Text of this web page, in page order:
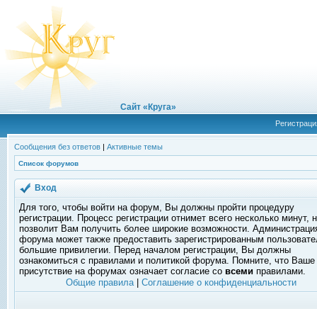
Сайт «Круга»
Сообщения без ответов | Активные темы
Список форумов
Вход
Для того, чтобы войти на форум, Вы должны пройти процедуру
регистрации. Процесс регистрации отнимет всего несколько минут,
позволит Вам получить более широкие возможности.
форума может также предоставить зарегистрированным
большие привилегии. Перед началом регистрации, Вы должны
ознакомиться с правилами и политикой форума. Помните, что Ваше
присутствие на форумах означает согласие со всеми правилами.
Общие правила| Соглашение о конфиденциальности